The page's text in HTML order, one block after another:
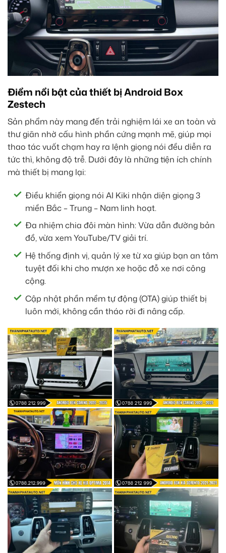
Điểm nổi bật của thiết bị Android Box
Zestech
Sản phẩm này mang đến trải nghiệm lái xe an toàn và
thư giãn nhờ cấu hình phần cứng mạnh mẽ, giúp mọi
thao tác vuốt chạm hay ra lệnh giọng nói đều diễn ra
tức thì, không độ trễ. Dưới đây là những tiện ích chính
mà thiết bị mang lại:
Điều khiển giọng nói AI Kiki nhận diện giọng 3
miền Bắc – Trung – Nam linh hoạt.
Đa nhiệm chia đôi màn hình: Vừa dẫn đường bản
đồ, vừa xem YouTube/TV giải trí.
Hệ thống định vị, quản lý xe từ xa giúp bạn an tâm
tuyệt đối khi cho mượn xe hoặc đỗ xe nơi công
cộng.
Cập nhật phần mềm tự động (OTA) giúp thiết bị
luôn mới, không cần tháo rời đi nâng cấp.